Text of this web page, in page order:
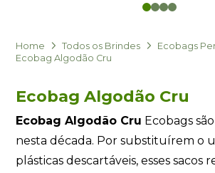
01 23
Home Todos os Brindes
Ecobags
Ecobag Algodão Cru
Ecobag Algodão Cru
Ecobag Algodão Cru Ecobags
nesta década. Por substituírem o
plásticas descartáveis, esses sacos
Eu concordo em receber
sua privacidade, utilizaremos seus
de marketing. Você pode alterar suas
Iniciar conversa